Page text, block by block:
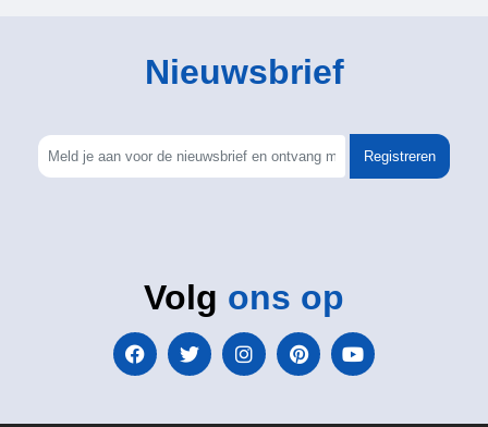
Nieuwsbrief
Registreren
Volg ons op